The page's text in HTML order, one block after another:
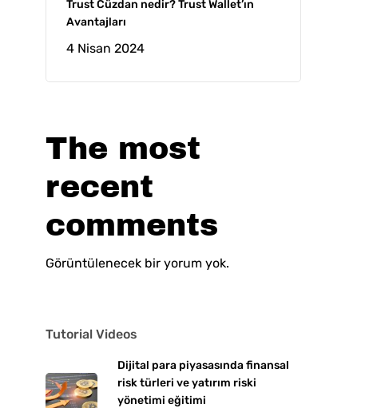
Trust Cüzdan nedir? Trust Wallet’ın
Avantajları
4 Nisan 2024
The most
recent
comments
Görüntülenecek bir yorum yok.
Tutorial Videos
Dijital para piyasasında finansal
risk türleri ve yatırım riski
yönetimi eğitimi